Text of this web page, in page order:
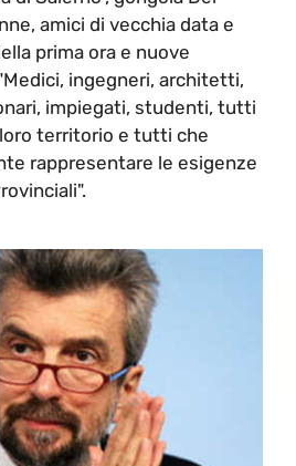
amici di vecchia data e
prima ora e nuove
ingegneri, architetti,
impiegati, studenti, tutti
territorio e tutti che
rappresentare le esigenze